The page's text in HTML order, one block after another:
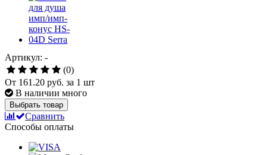
Артикул: -
(0)
От 161.20 руб. за 1 шт
В наличии много
Выбрать товар
Сравнить
Способы оплаты